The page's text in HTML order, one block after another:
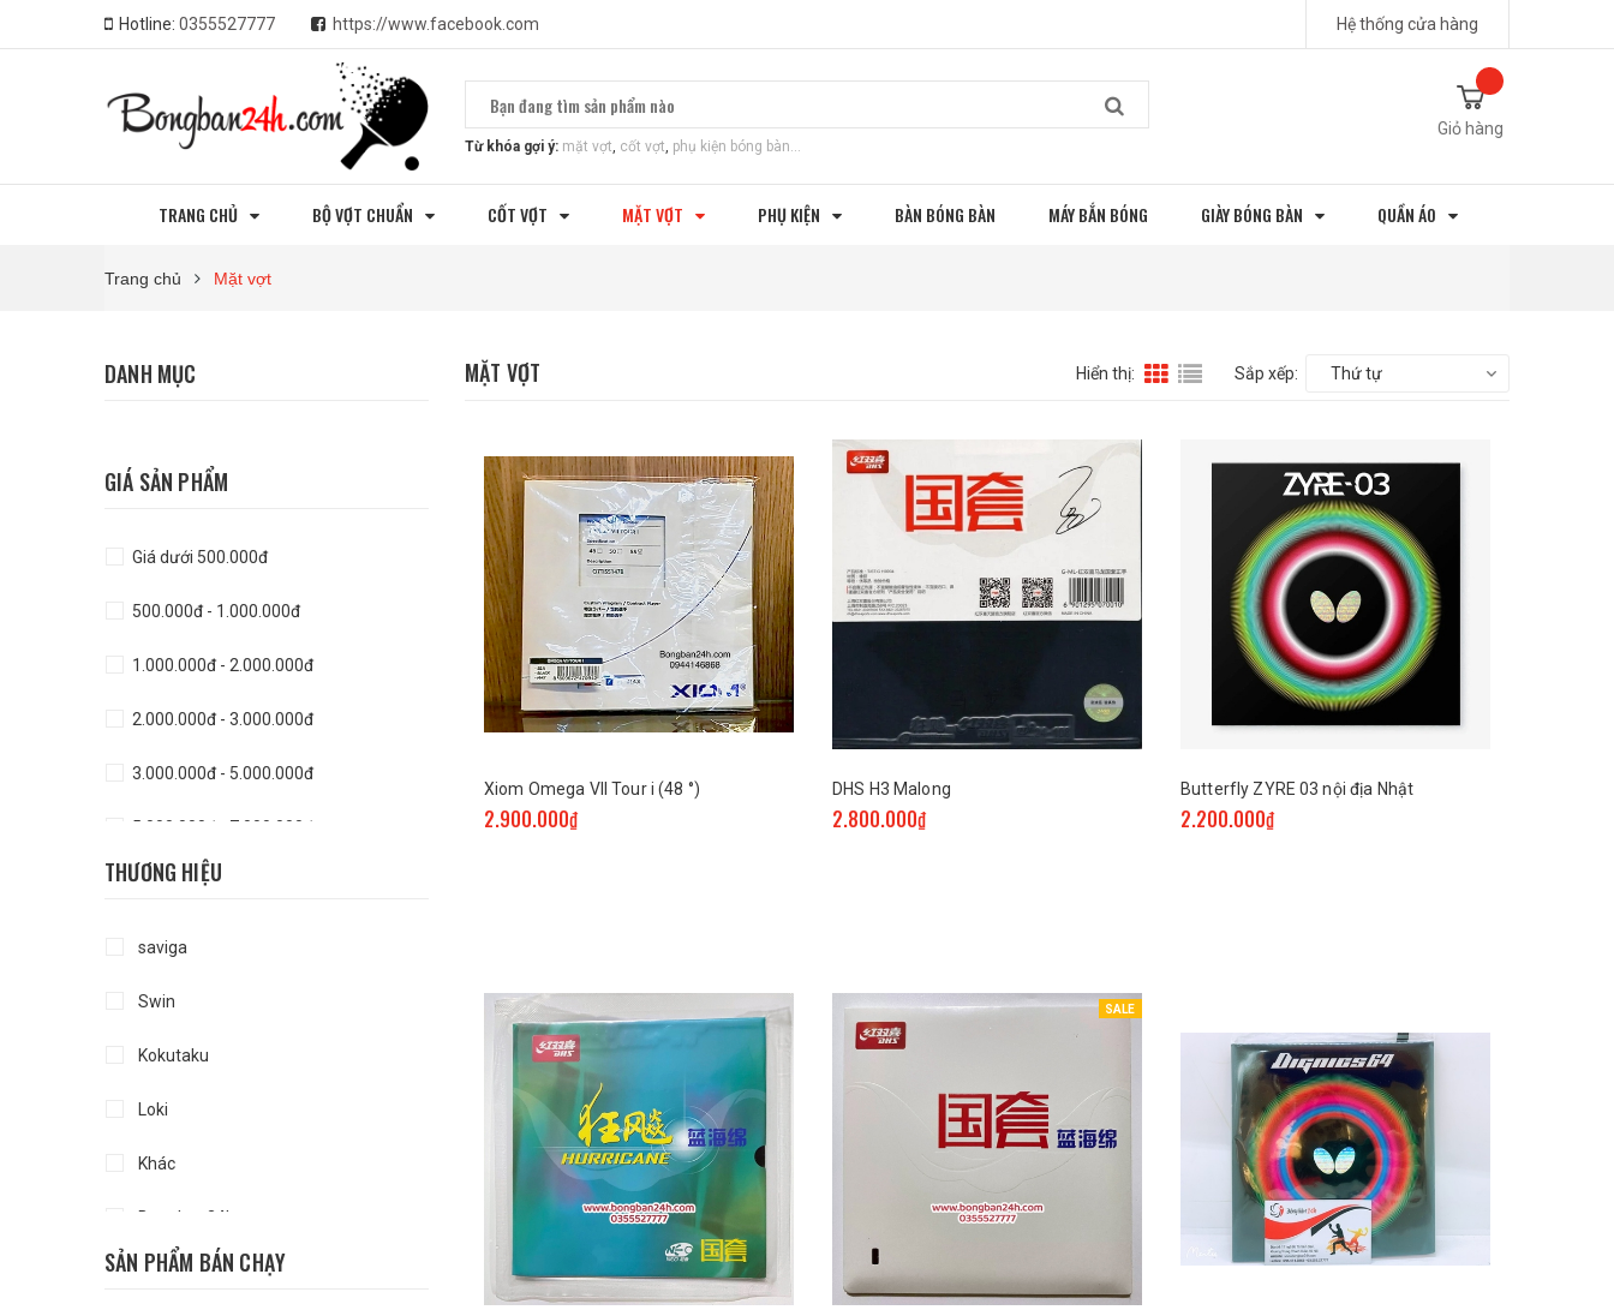
Hotline: 0355527777 https://www.facebook.com Hệ thống cửa hàng
Từ khóa gợi ý: mặt vợt, cốt vợt, phụ kiện bóng bàn...
Giỏ hàng
TRANG CHỦ BỘ VỢT CHUẨN CỐT VỢT MẶT VỢT PHỤ KIỆN BÀN BÓNG BÀN MÁY BẮN BÓNG GIÀY BÓNG BÀN QUẦN ÁO
Trang chủ Mặt vợt
MẶT VỢT Hiển thị: Sắp xếp: Thứ tự
Xiom Omega VII Tour i (48 °)
2.900.000₫
DHS H3 Malong
2.800.000₫
Butterfly ZYRE 03 nội địa Nhật
2.200.000₫
SALE
DANH MỤC
GIÁ SẢN PHẨM
Giá dưới 500.000đ
500.000đ - 1.000.000đ
1.000.000đ - 2.000.000đ
2.000.000đ - 3.000.000đ
3.000.000đ - 5.000.000đ
5.000.000đ - 7.000.000đ
Giá trên 7.000.000đ
THƯƠNG HIỆU
saviga
Swin
Kokutaku
Loki
Khác
Bongban24h
Gewo
SẢN PHẨM BÁN CHẠY